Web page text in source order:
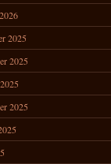
2025
2025
2025